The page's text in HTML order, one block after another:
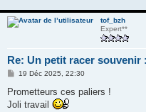
tof_bzh
Expert**
Re: Un petit racer souvenir
M
s
a
19 Déc 2025, 22:30
Prometteurs ces paliers !
Joli travail